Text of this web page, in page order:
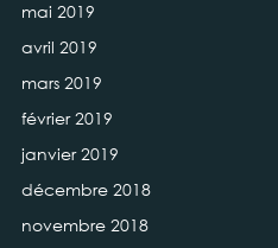
mai 2019
avril 2019
mars 2019
février 2019
janvier 2019
décembre 2018
novembre 2018